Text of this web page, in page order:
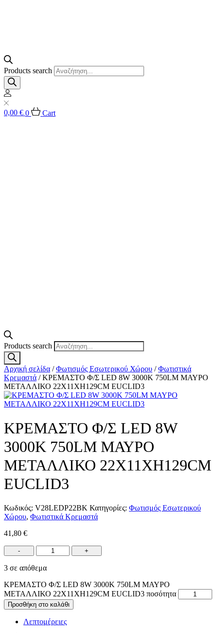
Products search
0,00 € 0 Cart
Products search
Αρχική σελίδα /Φωτισμός Εσωτερικού Χώρου /Φωτιστικά
Κρεμαστά / ΚΡΕΜΑΣΤΟ Φ/Σ LED 8W 3000K 750LM ΜΑΥΡΟ
ΜΕΤΑΛΛΙΚΟ 22X11XH129CM EUCLID3
ΚΡΕΜΑΣΤΟ Φ/Σ LED 8W
3000K 750LM ΜΑΥΡΟ
ΜΕΤΑΛΛΙΚΟ 22X11XH129CM
EUCLID3
Κωδικός: V28LEDP22BK Κατηγορίες: Φωτισμός Εσωτερικού
Χώρου, Φωτιστικά Κρεμαστά
41,80 €
- +
3 σε απόθεμα
ΚΡΕΜΑΣΤΟ Φ/Σ LED 8W 3000K 750LM ΜΑΥΡΟ
ΜΕΤΑΛΛΙΚΟ 22X11XH129CM EUCLID3 ποσότητα
Προσθήκη στο καλάθι
Λεπτομέρειες